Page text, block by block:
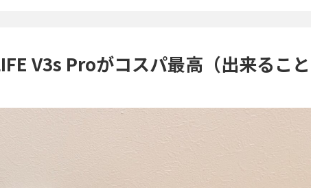
V3s Proがコスパ最高（出来ること